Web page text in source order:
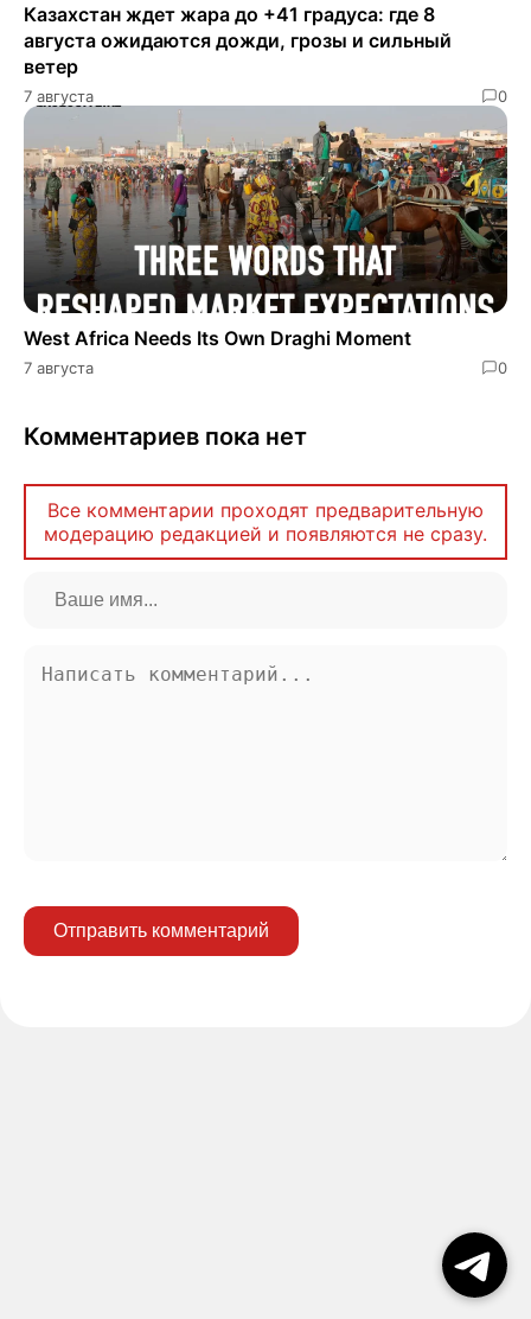
Казахстан ждет жара до +41 градуса: где 8
августа ожидаются дожди, грозы и сильный
ветер
7 августа 0
West Africa Needs Its Own Draghi Moment
7 августа 0
Комментариев пока нет
Все комментарии проходят предварительную
модерацию редакцией и появляются не сразу.
Отправить комментарий